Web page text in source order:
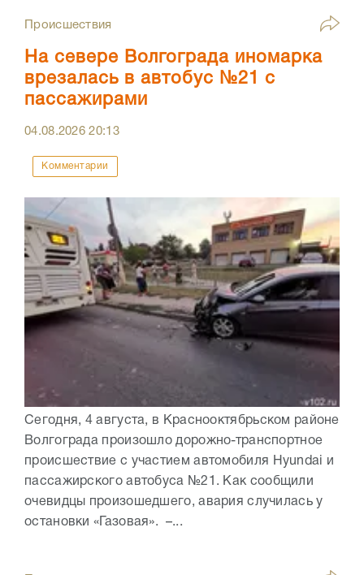
Происшествия
На севере Волгограда иномарка
врезалась в автобус №21 с
пассажирами
04.08.202620:13
Комментарии
Сегодня, 4 августа, в Краснооктябрьском районе
Волгограда произошло дорожно-транспортное
происшествие с участием автомобиля Hyundai и
пассажирского автобуса №21. Как сообщили
очевидцы произошедшего, авария случилась у
остановки «Газовая». –...